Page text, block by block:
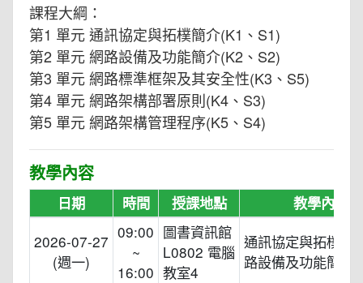
課程大綱：
第1 單元 通訊協定與拓樸簡介(K1、S1)
第2 單元 網路設備及功能簡介(K2、S2)
第3 單元 網路標準框架及其安全性(K3、S5)
第4 單元 網路架構部署原則(K4、S3)
第5 單元 網路架構管理程序(K5、S4)
教學內容
日期 時間 授課地點 教學內容
2026-07-27
(週一)
09:00
~
16:00
圖書資訊館
L0802 電腦
教室4
通訊協定與拓樸簡
路設備及功能簡介